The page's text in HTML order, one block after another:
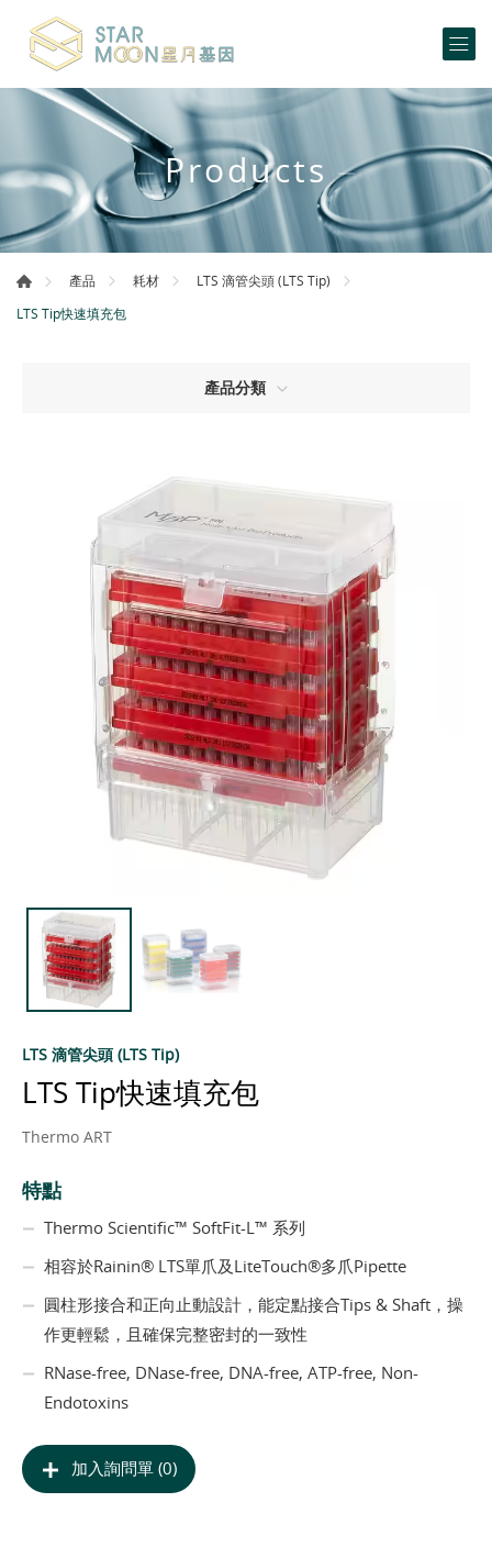
Products
產品 耗材
LTS 滴管尖頭 (LTS Tip)
LTS Tip快速填充包
產品分類
LTS 滴管尖頭 (LTS Tip)
LTS Tip快速填充包
Thermo ART
特點
Thermo Scientific™ SoftFit-L™ 系列
相容於Rainin® LTS單爪及LiteTouch®多爪Pipette
圓柱形接合和正向止動設計，能定點接合Tips & Shaft，操
作更輕鬆，且確保完整密封的一致性
RNase-free, DNase-free, DNA-free, ATP-free, Non-
Endotoxins
加入詢問單 (0)